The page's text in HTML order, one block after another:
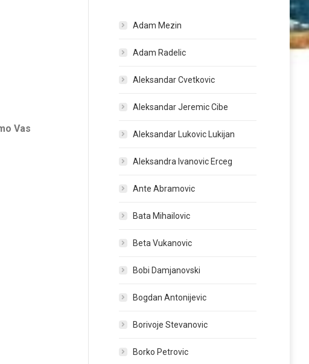
Vas
Adam Mezin
Adam Radelic
Aleksandar Cvetkovic
Aleksandar Jeremic Cibe
Aleksandar Lukovic Lukijan
Aleksandra Ivanovic Erceg
Ante Abramovic
Bata Mihailovic
Beta Vukanovic
Bobi Damjanovski
Bogdan Antonijevic
Borivoje Stevanovic
Borko Petrovic